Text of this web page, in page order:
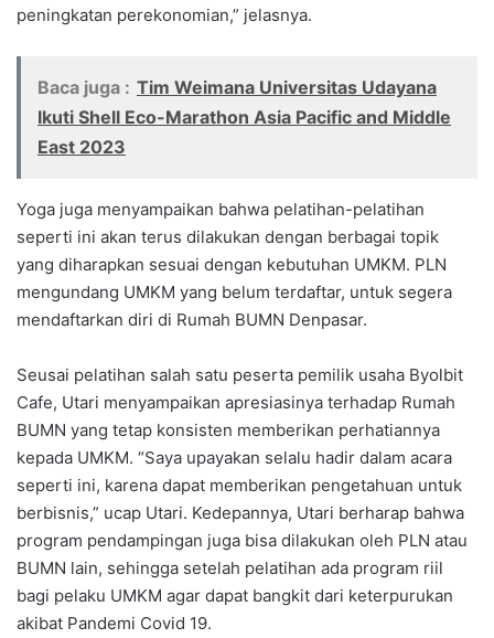
peningkatan perekonomian,” jelasnya.
Baca juga : Tim Weimana Universitas Udayana
Ikuti Shell Eco-Marathon Asia Pacific and Middle
East 2023
Yoga juga menyampaikan bahwa pelatihan-pelatihan
seperti ini akan terus dilakukan dengan berbagai topik
yang diharapkan sesuai dengan kebutuhan UMKM. PLN
mengundang UMKM yang belum terdaftar, untuk segera
mendaftarkan diri di Rumah BUMN Denpasar.
Seusai pelatihan salah satu peserta pemilik usaha Byolbit
Cafe, Utari menyampaikan apresiasinya terhadap Rumah
BUMN yang tetap konsisten memberikan perhatiannya
kepada UMKM. “Saya upayakan selalu hadir dalam acara
seperti ini, karena dapat memberikan pengetahuan untuk
berbisnis,” ucap Utari. Kedepannya, Utari berharap bahwa
program pendampingan juga bisa dilakukan oleh PLN atau
BUMN lain, sehingga setelah pelatihan ada program riil
bagi pelaku UMKM agar dapat bangkit dari keterpurukan
akibat Pandemi Covid 19.